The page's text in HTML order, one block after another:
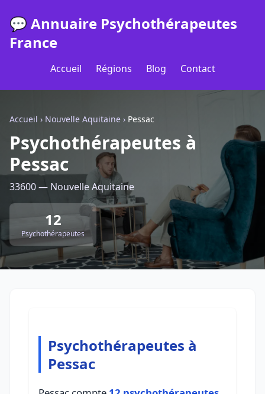
💬 Annuaire Psychothérapeutes
France
Accueil Régions Blog Contact
Accueil › Nouvelle Aquitaine › Pessac
Psychothérapeutes à
Pessac
33600 — Nouvelle Aquitaine
12
Psychothérapeutes
Psychothérapeutes à
Pessac